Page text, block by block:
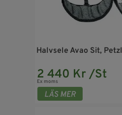
Halvsele Avao Sit, Petzl
2 440 Kr /St
Ex moms